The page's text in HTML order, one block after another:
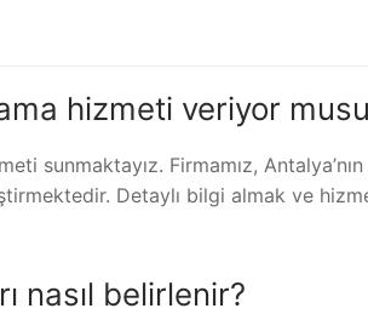
hizmeti veriyor
sunmaktayız. Firmamız,
Detaylı bilgi almak ve
nasıl belirlenir?